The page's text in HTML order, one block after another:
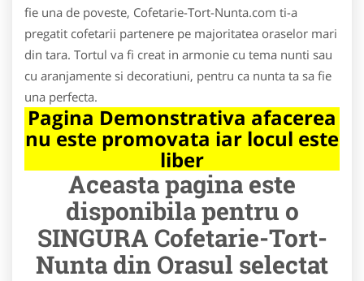
fie una de poveste, Cofetarie-Tort-Nunta.com ti-a
pregatit cofetarii partenere pe majoritatea oraselor mari
din tara. Tortul va fi creat in armonie cu tema nunti sau
cu aranjamente si decoratiuni, pentru ca nunta ta sa fie
una perfecta.
Pagina Demonstrativa afacerea
nu este promovata iar locul este
liber
Aceasta pagina este
disponibila pentru o
SINGURA Cofetarie-Tort-
Nunta din Orasul selectat